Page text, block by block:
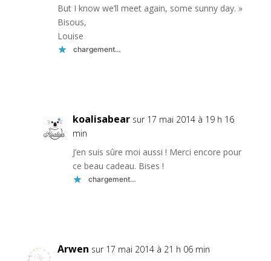
But I know we’ll meet again, some sunny day. »
Bisous,
Louise
chargement…
koalisabear sur 17 mai 2014 à 19 h 16
min
J’en suis sûre moi aussi ! Merci encore pour
ce beau cadeau. Bises !
chargement…
Arwen sur 17 mai 2014 à 21 h 06 min